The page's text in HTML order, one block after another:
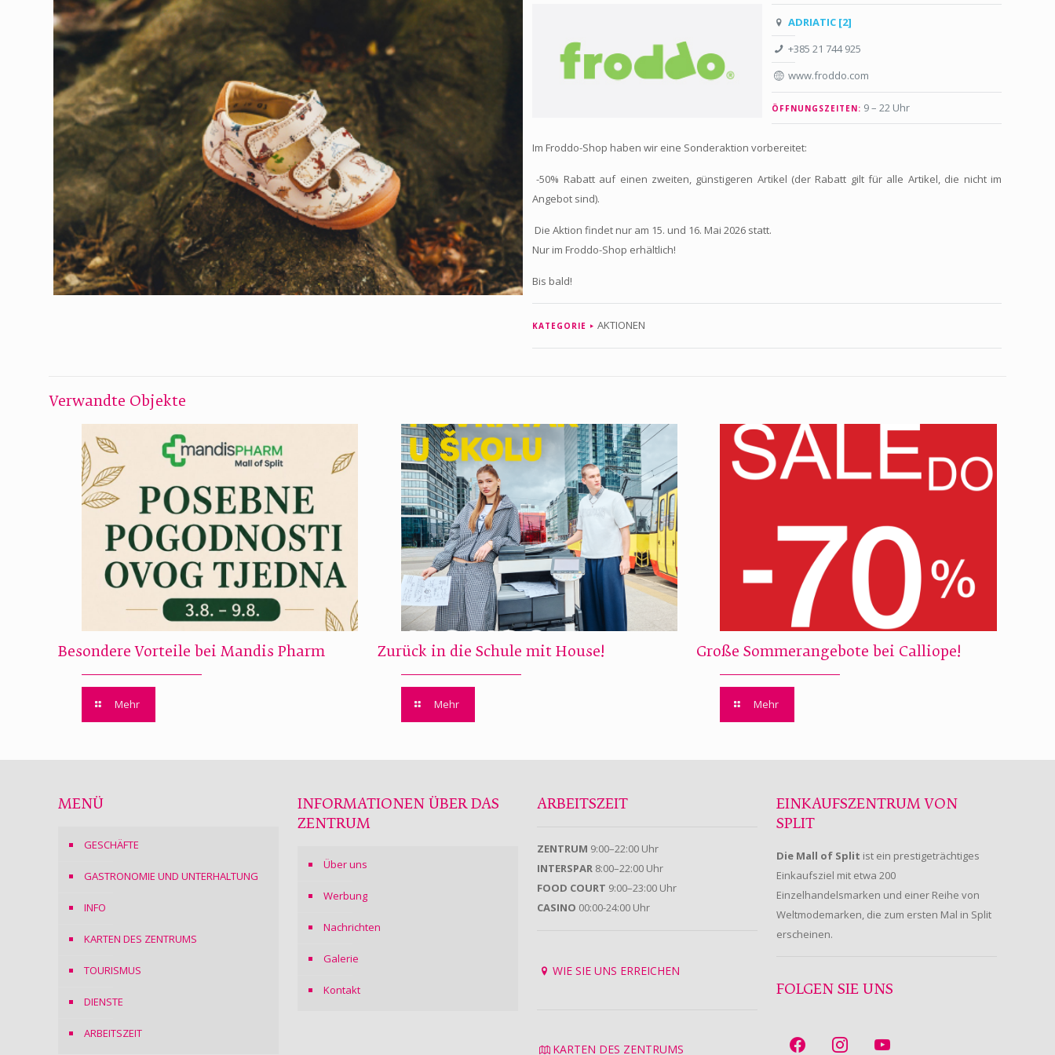
ADRIATIC [2]
+385 21 744 925
www.froddo.com
ÖFFNUNGSZEITEN: 9 – 22 Uhr
Im Froddo-Shop haben wir eine Sonderaktion vorbereitet:
-50% Rabatt auf einen zweiten, günstigeren Artikel (der Rabatt gilt für alle Artikel, die nicht im
Angebot sind).
Die Aktion findet nur am 15. und 16. Mai 2026 statt.
Nur im Froddo-Shop erhältlich!
Bis bald!
KATEGORIE AKTIONEN
Verwandte Objekte
Besondere Vorteile bei Mandis Pharm
Mehr
Zurück in die Schule mit House!
Mehr
Große Sommerangebote bei Calliope!
Mehr
MENÜ
GESCHÄFTE
GASTRONOMIE UND UNTERHALTUNG
INFO
KARTEN DES ZENTRUMS
TOURISMUS
DIENSTE
ARBEITSZEIT
INFORMATIONEN ÜBER DAS
ZENTRUM
Über uns
Werbung
Nachrichten
Galerie
Kontakt
ARBEITSZEIT
ZENTRUM 9:00–22:00 Uhr
INTERSPAR 8:00–22:00 Uhr
FOOD COURT 9:00–23:00 Uhr
CASINO 00:00-24:00 Uhr
WIE SIE UNS ERREICHEN
KARTEN DES ZENTRUMS
EINKAUFSZENTRUM VON
SPLIT
Die Mall of Split ist ein prestigeträchtiges
Einkaufsziel mit etwa 200
Einzelhandelsmarken und einer Reihe von
Weltmodemarken, die zum ersten Mal in Split
erscheinen.
FOLGEN SIE UNS